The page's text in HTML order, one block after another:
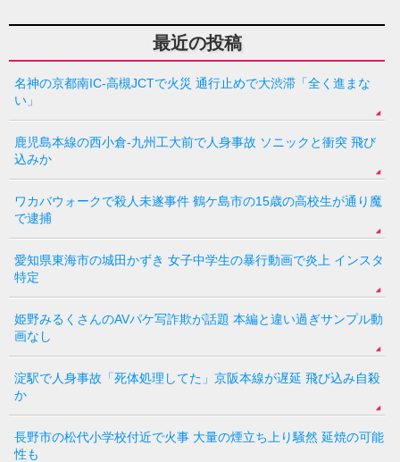
最近の投稿
名神の京都南IC-高槻JCTで火災 通行止めで大渋滞「全く進まな
い」
鹿児島本線の西小倉-九州工大前で人身事故 ソニックと衝突 飛び
込みか
ワカバウォークで殺人未遂事件 鶴ケ島市の15歳の高校生が通り魔
で逮捕
愛知県東海市の城田かずき 女子中学生の暴行動画で炎上 インスタ
特定
姫野みるくさんのAVパケ写詐欺が話題 本編と違い過ぎサンプル動
画なし
淀駅で人身事故「死体処理してた」京阪本線が遅延 飛び込み自殺
か
長野市の松代小学校付近で火事 大量の煙立ち上り騒然 延焼の可能
性も